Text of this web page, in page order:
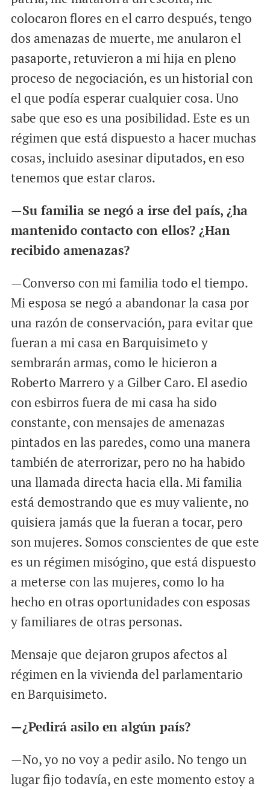
colocaron flores en el carro después, tengo
dos amenazas de muerte, me anularon el
pasaporte, retuvieron a mi hija en pleno
proceso de negociación, es un historial con
el que podía esperar cualquier cosa. Uno
sabe que eso es una posibilidad. Este es un
régimen que está dispuesto a hacer muchas
cosas, incluido asesinar diputados, en eso
tenemos que estar claros.
—Su familia se negó a irse del país, ¿ha
mantenido contacto con ellos? ¿Han
recibido amenazas?
—Converso con mi familia todo el tiempo.
Mi esposa se negó a abandonar la casa por
una razón de conservación, para evitar que
fueran a mi casa en Barquisimeto y
sembrarán armas, como le hicieron a
Roberto Marrero y a Gilber Caro. El asedio
con esbirros fuera de mi casa ha sido
constante, con mensajes de amenazas
pintados en las paredes, como una manera
también de aterrorizar, pero no ha habido
una llamada directa hacia ella. Mi familia
está demostrando que es muy valiente, no
quisiera jamás que la fueran a tocar, pero
son mujeres. Somos conscientes de que este
es un régimen misógino, que está dispuesto
a meterse con las mujeres, como lo ha
hecho en otras oportunidades con esposas
y familiares de otras personas.
Mensaje que dejaron grupos afectos al
régimen en la vivienda del parlamentario
en Barquisimeto.
—¿Pedirá asilo en algún país?
—No, yo no voy a pedir asilo. No tengo un
lugar fijo todavía, en este momento estoy a